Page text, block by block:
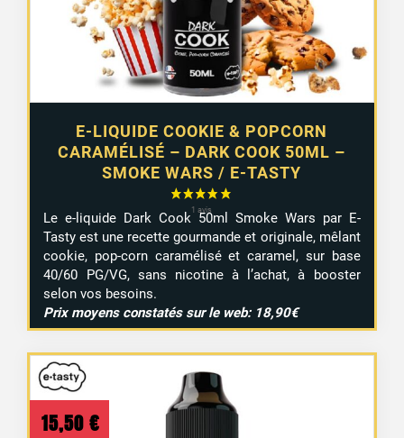
E-LIQUIDE COOKIE & POPCORN
CARAMÉLISÉ – DARK COOK 50ML –
SMOKE WARS / E-TASTY
Le e-liquide Dark Cook 50ml Smoke Wars par E-
Tasty est une recette gourmande et originale, mêlant
cookie, pop-corn caramélisé et caramel, sur base
40/60 PG/VG, sans nicotine à l’achat, à booster
selon vos besoins.
Prix moyens constatés sur le web: 18,90€
15,50 €